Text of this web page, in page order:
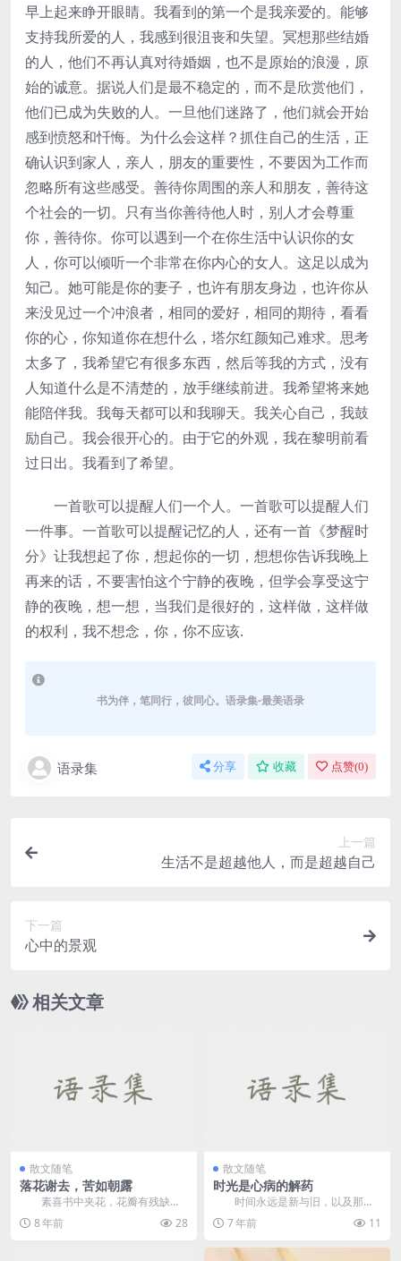
早上起来睁开眼睛。我看到的第一个是我亲爱的。能够
支持我所爱的人，我感到很沮丧和失望。冥想那些结婚
的人，他们不再认真对待婚姻，也不是原始的浪漫，原
始的诚意。据说人们是最不稳定的，而不是欣赏他们，
他们已成为失败的人。一旦他们迷路了，他们就会开始
感到愤怒和忏悔。为什么会这样？抓住自己的生活，正
确认识到家人，亲人，朋友的重要性，不要因为工作而
忽略所有这些感受。善待你周围的亲人和朋友，善待这
个社会的一切。只有当你善待他人时，别人才会尊重
你，善待你。你可以遇到一个在你生活中认识你的女
人，你可以倾听一个非常在你内心的女人。这足以成为
知己。她可能是你的妻子，也许有朋友身边，也许你从
来没见过一个冲浪者，相同的爱好，相同的期待，看看
你的心，你知道你在想什么，塔尔红颜知己难求。思考
太多了，我希望它有很多东西，然后等我的方式，没有
人知道什么是不清楚的，放手继续前进。我希望将来她
能陪伴我。我每天都可以和我聊天。我关心自己，我鼓
励自己。我会很开心的。由于它的外观，我在黎明前看
过日出。我看到了希望。
一首歌可以提醒人们一个人。一首歌可以提醒人们
一件事。一首歌可以提醒记忆的人，还有一首《梦醒时
分》让我想起了你，想起你的一切，想想你告诉我晚上
再来的话，不要害怕这个宁静的夜晚，但学会享受这宁
静的夜晚，想一想，当我们是很好的，这样做，这样做
的权利，我不想念，你，你不应该.
书为伴，笔同行，彼同心。语录集-最美语录
语录集 分享 收藏 点赞(0)
上一篇
生活不是超越他人，而是超越自己
下一篇
心中的景观
相关文章
散文随笔
落花谢去，苦如朝露
素喜书中夹花，花瓣有残缺，
风过有余香，褪不尽春秋的颜色，
溢满的诗意却渐渐萌芽...
8 年前 28
散文随笔
时光是心病的解药
时间永远是新与旧，以及那些
隐藏在圣年的回忆，过去般轻盈的
云朵慢慢消失的迷人的...
7 年前 11